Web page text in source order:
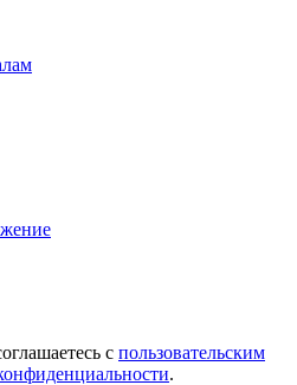
с пользовательским
.